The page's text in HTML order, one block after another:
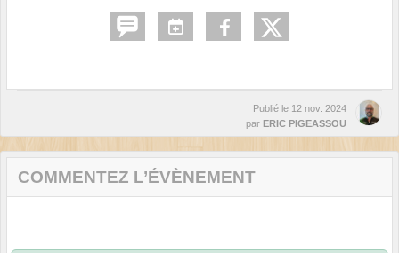
Publié le 12 nov. 2024
par ERIC PIGEASSOU
COMMENTEZ L’ÉVÈNEMENT